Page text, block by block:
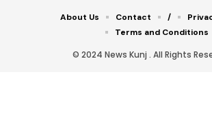
© 2024 News Kunj . All Rights
About Us Contact /
Terms and Conditions